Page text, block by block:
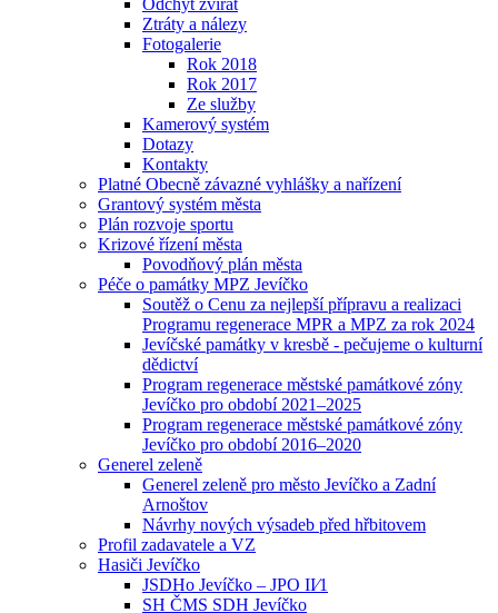
Odchyt zvířat
Ztráty a nálezy
Fotogalerie
Rok 2018
Rok 2017
Ze služby
Kamerový systém
Dotazy
Kontakty
Platné Obecně závazné vyhlášky a nařízení
Grantový systém města
Plán rozvoje sportu
Krizové řízení města
Povodňový plán města
Péče o památky MPZ Jevíčko
Soutěž o Cenu za nejlepší přípravu a realizaci
Programu regenerace MPR a MPZ za rok 2024
Jevíčské památky v kresbě - pečujeme o kulturní
dědictví
Program regenerace městské památkové zóny
Jevíčko pro období 2021–2025
Program regenerace městské památkové zóny
Jevíčko pro období 2016–2020
Generel zeleně
Generel zeleně pro město Jevíčko a Zadní
Arnoštov
Návrhy nových výsadeb před hřbitovem
Profil zadavatele a VZ
Hasiči Jevíčko
JSDHo Jevíčko – JPO II⁄1
SH ČMS SDH Jevíčko